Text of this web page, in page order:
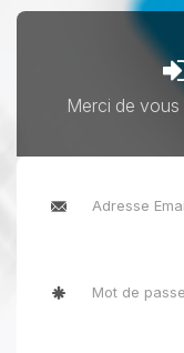
Merci de vous